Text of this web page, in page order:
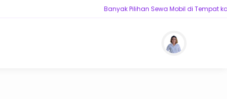
Banyak Pilihan Sewa Mobil di Tempat